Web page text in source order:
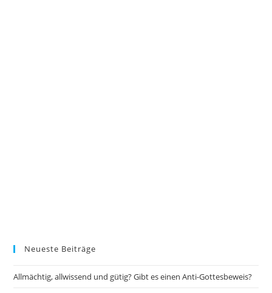
Neueste Beiträge
Allmächtig, allwissend und gütig? Gibt es einen Anti-Gottesbeweis?